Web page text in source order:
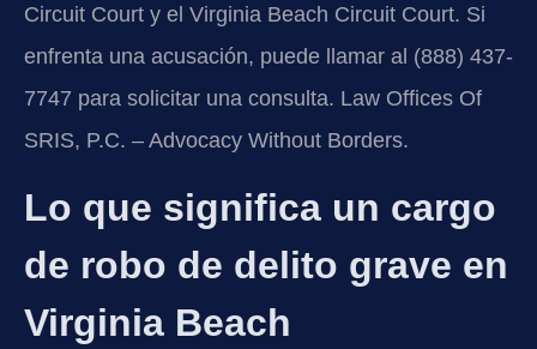
Circuit Court y el Virginia Beach Circuit Court. Si
enfrenta una acusación, puede llamar al (888) 437-
7747 para solicitar una consulta. Law Offices Of
SRIS, P.C. – Advocacy Without Borders.
Lo que significa un cargo
de robo de delito grave en
Virginia Beach